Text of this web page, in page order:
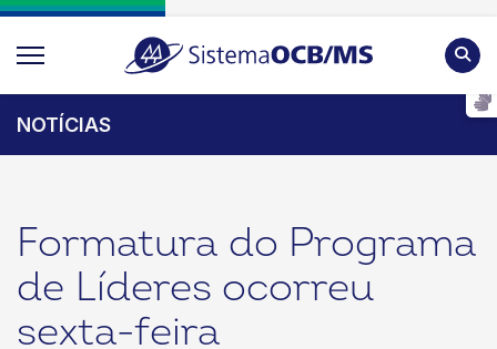
NOTÍCIAS
Formatura do Programa
de Líderes ocorreu
sexta-feira